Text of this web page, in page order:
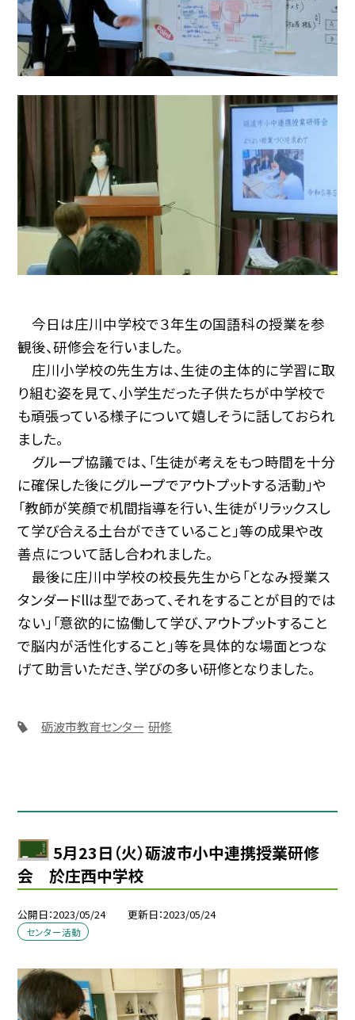
今日は庄川中学校で３年生の国語科の授業を参
観後、研修会を行いました。
庄川小学校の先生方は、生徒の主体的に学習に取
り組む姿を見て、小学生だった子供たちが中学校で
も頑張っている様子について嬉しそうに話しておられ
ました。
グループ協議では、「生徒が考えをもつ時間を十分
に確保した後にグループでアウトプットする活動」や
「教師が笑顔で机間指導を行い、生徒がリラックスし
て学び合える土台ができていること」等の成果や改
善点について話し合われました。
最後に庄川中学校の校長先生から「となみ授業ス
タンダードllは型であって、それをすることが目的では
ない」「意欲的に協働して学び、アウトプットすること
で脳内が活性化すること」等を具体的な場面とつな
げて助言いただき、学びの多い研修となりました。
砺波市教育センター 研修
5月23日（火）砺波市小中連携授業研修
会 於庄西中学校
公開日 2023/05/24 更新日 2023/05/24
センター活動